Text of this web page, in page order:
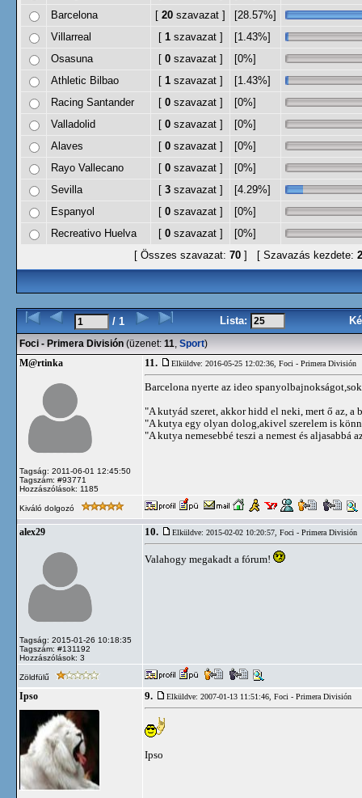
Barcelona
[ 20 szavazat ]
[28.57%]
Villarreal
[ 1szavazat ]
[1.43%]
Osasuna
[ 0szavazat ]
[0%]
Athletic Bilbao
[ 1szavazat ]
[1.43%]
Racing Santander
[ 0szavazat ]
[0%]
Valladolid
[ 0szavazat ]
[0%]
Alaves
[ 0szavazat ]
[0%]
Rayo Vallecano
[ 0szavazat ]
[0%]
Sevilla
[ 3szavazat ]
[4.29%]
Espanyol
[ 0szavazat ]
[0%]
Recreativo Huelva
[ 0szavazat ]
[0%]
[ Összes szavazat: 70] [ Szavazás kezdete:
/ 1 Lista:
Foci - Primera División (üzenet: 11, Sport)
M@rtinka
Tagság: 2011-06-01 12:45:50
Tagszám: #93771
Hozzászólások: 1185
11. Elküldve: 2016-05-25 12:02:36, Foci - Primera División
Barcelona nyerte az ideo
"A kutyád szeret, akkor hidd el neki, mert ő az, a
"A kutya egy olyan dolog,akivel szerelem is
"A kutya nemesebbé teszi a nemest és aljasabbá
Kiváló dolgozó
alex29
Tagság: 2015-01-26 10:18:35
Tagszám: #131192
Hozzászólások: 3
10. Elküldve: 2015-02-02 10:20:57, Foci - Primera División
Valahogy megakadt a fórum!
Zöldfülű
Ipso 9. Elküldve: 2007-01-13 11:51:46, Foci - Primera División
Ipso